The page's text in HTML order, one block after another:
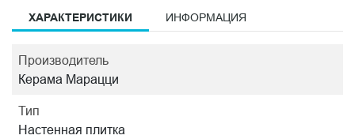
ХАРАКТЕРИСТИКИ ИНФОРМАЦИЯ
Производитель
Керама Марацци
Тип
Настенная плитка